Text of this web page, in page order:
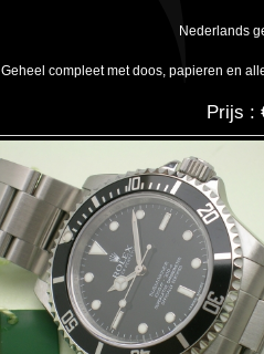
Nederlands
Geheel compleet met doos, papieren en
Prijs :